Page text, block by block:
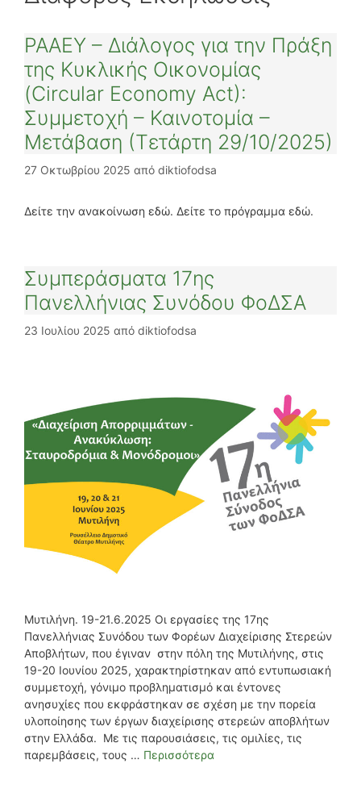
ΡΑΑΕΥ – Διάλογος για την Πράξη
της Κυκλικής Οικονομίας
(Circular Economy Act):
Συμμετοχή – Καινοτομία –
Μετάβαση (Τετάρτη 29/10/2025)
27 Οκτωβρίου 2025 από diktiofodsa
Δείτε την ανακοίνωση εδώ. Δείτε το πρόγραμμα εδώ.
Συμπεράσματα 17ης
Πανελλήνιας Συνόδου ΦοΔΣΑ
23 Ιουλίου 2025 από diktiofodsa
Μυτιλήνη. 19-21.6.2025 Οι εργασίες της 17ης
Πανελλήνιας Συνόδου των Φορέων Διαχείρισης Στερεών
Αποβλήτων, που έγιναν στην πόλη της Μυτιλήνης, στις
19-20 Ιουνίου 2025, χαρακτηρίστηκαν από εντυπωσιακή
συμμετοχή, γόνιμο προβληματισμό και έντονες
ανησυχίες που εκφράστηκαν σε σχέση με την πορεία
υλοποίησης των έργων διαχείρισης στερεών αποβλήτων
στην Ελλάδα. Με τις παρουσιάσεις, τις ομιλίες, τις
παρεμβάσεις, τους … Περισσότερα